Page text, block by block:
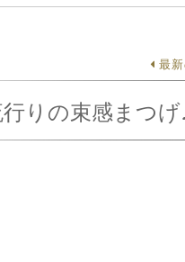
最
行りの束感まつげ